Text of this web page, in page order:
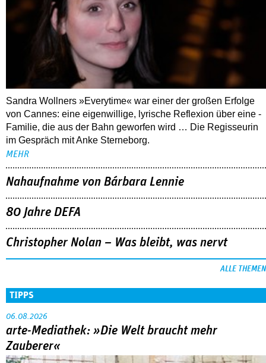
Sandra Wollners »Everytime« war einer der großen Erfolge
von Cannes: eine eigenwillige, lyrische Reflexion über eine ­
Familie, die aus der Bahn geworfen wird … Die Regisseurin
im Gespräch mit Anke Sterneborg.
MEHR
Nahaufnahme von Bárbara Lennie
80 Jahre DEFA
Christopher Nolan – Was bleibt, was nervt
ALLE THEMEN
TIPPS
06.08.2026
arte-Mediathek: »Die Welt braucht mehr
Zauberer«